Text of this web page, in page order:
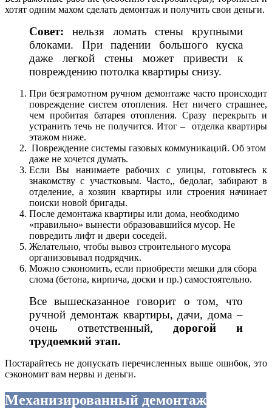
хотят одним махом сделать демонтаж и получить свои деньги.
Совет: нельзя ломать стены крупными
блоками. При падении большого куска
даже легкой стены может привести к
повреждению потолка квартиры снизу.
При безграмотном ручном демонтаже часто происходит
повреждение систем отопления. Нет ничего страшнее,
чем пробитая батарея отопления. Сразу перекрыть и
устранить течь не получится. Итог – отделка квартиры
этажом ниже.
Повреждение системы газовых коммуникаций. Об этом
даже не хочется думать.
Если Вы нанимаете рабочих с улицы, готовьтесь к
знакомству с участковым. Часто,, бедолаг, забирают в
отделение, а хозяин квартиры или строения начинает
поиски новой бригады.
После демонтажа квартиры или дома, необходимо
«правильно» вынести образовавшийся мусор. Не
повредить лифт и двери соседей.
Желательно, чтобы вывоз строительного мусора
организовывал подрядчик.
Можно сэкономить, если приобрести мешки для сбора
слома (бетона, кирпича, доски и пр.) самостоятельно.
Все вышесказанное говорит о том, что
ручной демонтаж квартиры, дачи, дома –
очень ответственный, дорогой и
трудоемкий этап.
Постарайтесь не допускать перечисленных выше ошибок, это
сэкономит вам нервы и деньги.
Механизированный демонтаж